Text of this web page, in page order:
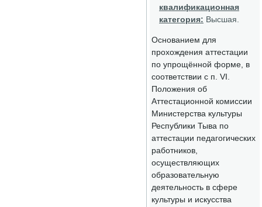
квалификационная
категория: Высшая.
Основанием для
прохождения аттестации
по упрощённой форме, в
соответствии с п. VI.
Положения об
Аттестационной комиссии
Министерства культуры
Республики Тыва по
аттестации педагогических
работников,
осуществляющих
образовательную
деятельность в сфере
культуры и искусства